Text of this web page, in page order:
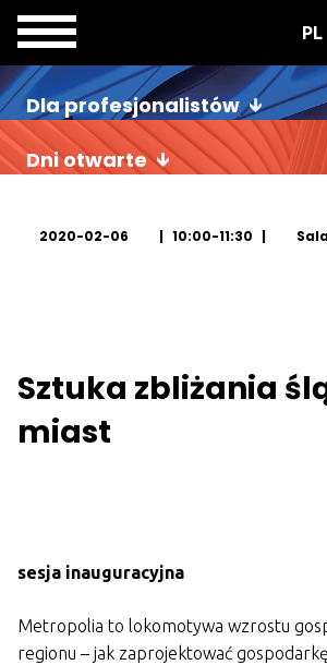
PL
Dla profesjonalistów
Dni otwarte
2020-02-06 10:00-11:30
Sztuka zbliżania
miast
sesja inauguracyjna
Metropolia to lokomotywa wzrostu
regionu – jak zaprojektować